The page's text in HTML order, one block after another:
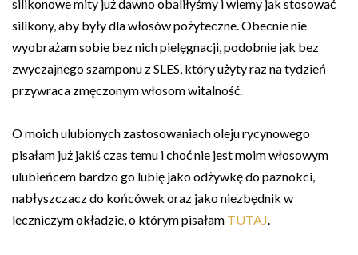
silikonowe mity już dawno obaliłyśmy i wiemy jak stosować
silikony, aby były dla włosów pożyteczne. Obecnie nie
wyobrażam sobie bez nich pielęgnacji, podobnie jak bez
zwyczajnego szamponu z SLES, który użyty raz na tydzień
przywraca zmęczonym włosom witalność.
O moich ulubionych zastosowaniach oleju rycynowego
pisałam już jakiś czas temu i choć nie jest moim włosowym
ulubieńcem bardzo go lubię jako odżywkę do paznokci,
nabłyszczacz do końcówek oraz jako niezbędnik w
leczniczym okładzie, o którym pisałam TUTAJ.